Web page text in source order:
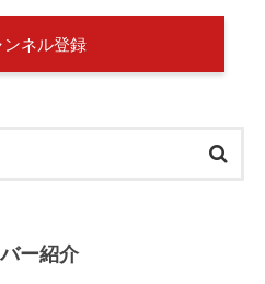
ンネル登録
ー紹介